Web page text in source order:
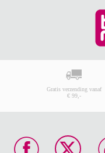
Gratis verzending vanaf
€ 99,-